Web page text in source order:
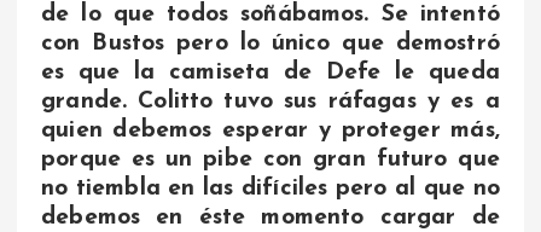
de lo que todos soñábamos. Se intentó
con Bustos pero lo único que demostró
es que la camiseta de Defe le queda
grande. Colitto tuvo sus ráfagas y es a
quien debemos esperar y proteger más,
porque es un pibe con gran futuro que
no tiembla en las difíciles pero al que no
debemos en éste momento cargar de